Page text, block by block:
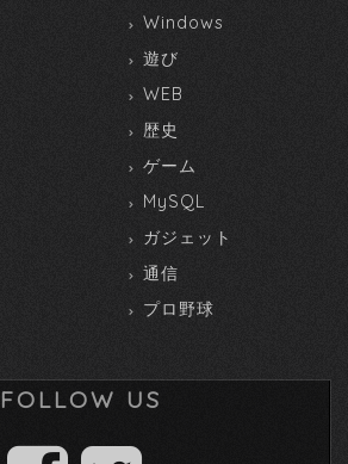
Windows
遊び
WEB
歴史
ゲーム
MySQL
ガジェット
通信
プロ野球
FOLLOW US